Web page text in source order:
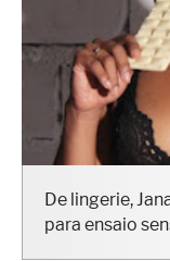
De lingerie,
para ensaio